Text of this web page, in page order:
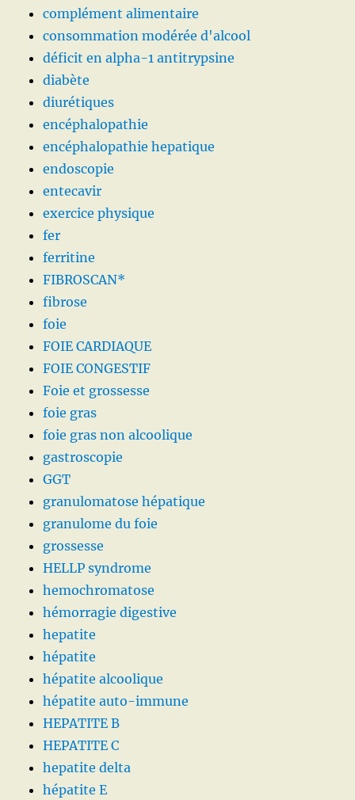
complément alimentaire
consommation modérée d'alcool
déficit en alpha-1 antitrypsine
diabète
diurétiques
encéphalopathie
encéphalopathie hepatique
endoscopie
entecavir
exercice physique
fer
ferritine
FIBROSCAN*
fibrose
foie
FOIE CARDIAQUE
FOIE CONGESTIF
Foie et grossesse
foie gras
foie gras non alcoolique
gastroscopie
GGT
granulomatose hépatique
granulome du foie
grossesse
HELLP syndrome
hemochromatose
hémorragie digestive
hepatite
hépatite
hépatite alcoolique
hépatite auto-immune
HEPATITE B
HEPATITE C
hepatite delta
hépatite E